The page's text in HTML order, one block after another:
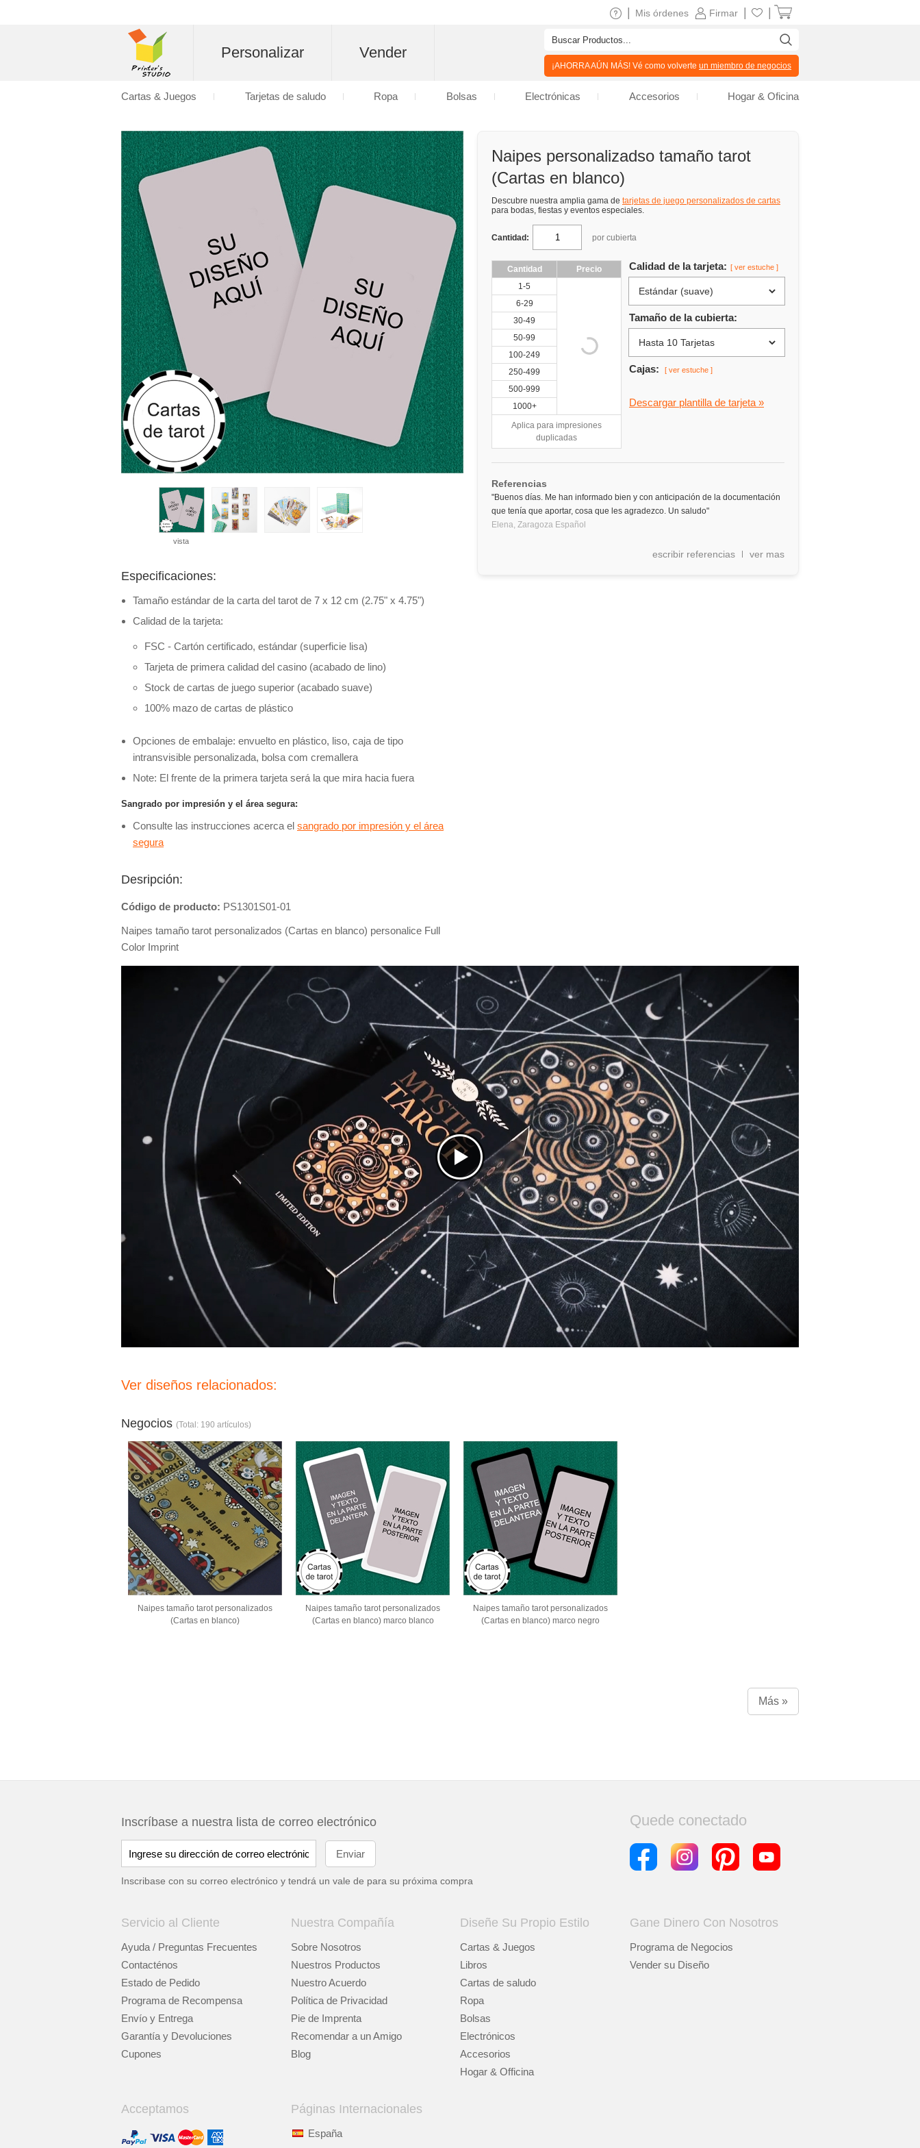
Naipes personalizadso tamaño tarot
(Cartas en blanco)
Descubre nuestra amplia gama de tarjetas de juego personalizados de cartas
para bodas, fiestas y eventos especiales.
Cantidad: por cubierta
Cantidad
Precio
1-5
6-29
30-49
50-99
100-249
250-499
500-999
1000+
Aplica para impresiones
duplicadas
Calidad de la tarjeta: [ ver estuche ]
Tamaño de la cubierta:
Cajas: [ ver estuche ]
Descargar plantilla de tarjeta »
Referencias
"Buenos días. Me han informado bien y con anticipación de la documentación
que tenía que aportar, cosa que les agradezco. Un saludo"
Elena, Zaragoza Español
escribir referencias ver mas
vista
Especificaciones:
Tamaño estándar de la carta del tarot de 7 x 12 cm (2.75" x 4.75")
Calidad de la tarjeta:
FSC - Cartón certificado, estándar (superficie lisa)
Tarjeta de primera calidad del casino (acabado de lino)
Stock de cartas de juego superior (acabado suave)
100% mazo de cartas de plástico
Opciones de embalaje: envuelto en plástico, liso, caja de tipo
intransvisible personalizada, bolsa com cremallera
Note: El frente de la primera tarjeta será la que mira hacia fuera
Sangrado por impresión y el área segura:
Consulte las instrucciones acerca el sangrado por impresión y el área
segura
Desripción:
Código de producto: PS1301S01-01
Naipes tamaño tarot personalizados (Cartas en blanco) personalice Full
Color Imprint
Ver diseños relacionados:
Negocios (Total: 190 artículos)
Naipes tamaño tarot personalizados
(Cartas en blanco)
Naipes tamaño tarot personalizados
(Cartas en blanco) marco blanco
Naipes tamaño tarot personalizados
(Cartas en blanco) marco negro
Más »
Inscríbase a nuestra lista de correo electrónico
Inscribase con su correo electrónico y tendrá un vale de para su próxima compra
Quede conectado
Servicio al Cliente
Ayuda / Preguntas Frecuentes
Contacténos
Estado de Pedido
Programa de Recompensa
Envío y Entrega
Garantía y Devoluciones
Cupones
Nuestra Compañía
Sobre Nosotros
Nuestros Productos
Nuestro Acuerdo
Política de Privacidad
Pie de Imprenta
Recomendar a un Amigo
Blog
Diseñe Su Propio Estilo
Cartas & Juegos
Libros
Cartas de saludo
Ropa
Bolsas
Electrónicos
Accesorios
Hogar & Officina
Gane Dinero Con Nosotros
Programa de Negocios
Vender su Diseño
Acceptamos Páginas Internacionales
España
Firmar
Mis órdenes
Personalizar Vender
¡AHORRA AÚN MÁS! Vé como volverte un miembro de negocios
Cartas & Juegos Tarjetas de saludo Ropa Bolsas Electrónicas Accesorios Hogar & Oficina